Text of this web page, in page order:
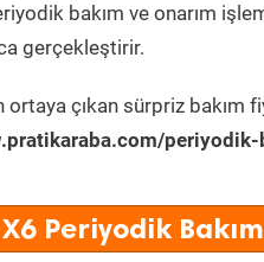
bakım ve onarım
gerçekleştirir.
çıkan sürpriz bakım
X6 Periyodik